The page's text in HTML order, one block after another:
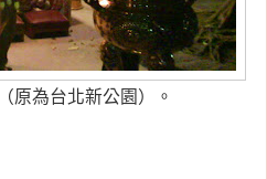
原為台北新公園）。